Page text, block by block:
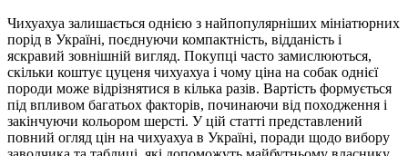
Чихуахуа залишається однією з найпопулярніших мініатюрних
порід в Україні, поєднуючи компактність, відданість і
яскравий зовнішній вигляд. Покупці часто замислюються,
скільки коштує цуценя чихуахуа і чому ціна на собак однієї
породи може відрізнятися в кілька разів. Вартість формується
під впливом багатьох факторів, починаючи від походження і
закінчуючи кольором шерсті. У цій статті представлений
повний огляд цін на чихуахуа в Україні, поради щодо вибору